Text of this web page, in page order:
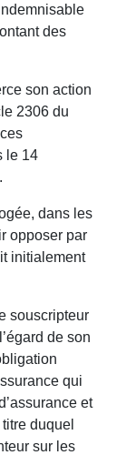
des
son action
2306 du
le 14
dans les
opposer par
initialement
souscripteur
de son
qui
et
duquel
sur les